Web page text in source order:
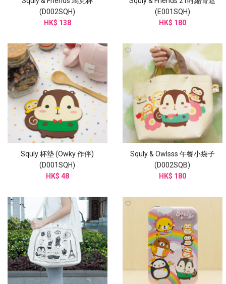
(D002SQH)
HK$ 138
(E001SQH)
HK$ 180
Squly 杯墊 (Owky 作伴)
(D001SQH)
HK$ 48
Squly & Owlsss 午餐小袋子
(D002SQB)
HK$ 180